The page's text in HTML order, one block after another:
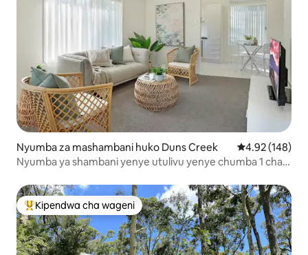
Nyumba za mashambani huko Duns Creek Ukadiriaji wa
4.92 (148)
Nyumba ya shambani yenye utulivu yenye chumba 1 cha
Kipendwa maarufu cha wageni
Kipendwa cha wageni